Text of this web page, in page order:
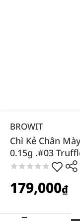
BROWIT
Chì Kẻ Chân
0.15g .#03
179,000₫